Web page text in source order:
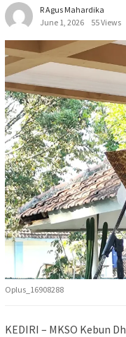
R Agus Mahardika
June 1, 2026
55 Views
Oplus_16908288
KEDIRI – MKSO Kebun